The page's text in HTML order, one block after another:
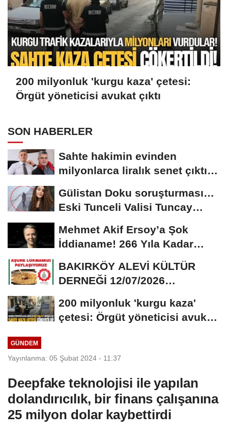
200 milyonluk 'kurgu kaza' çetesi:
Örgüt yöneticisi avukat çıktı
SON HABERLER
Sahte hakimin evinden
milyonlarca liralık senet çıktı:
Gülistan Doku soruşturması…
Eski Tunceli Valisi Tuncay
Mehmet Akif Ersoy’a Şok
İddianame! 266 Yıla Kadar
Hapis Talebi
BAKIRKÖY ALEVİ KÜLTÜR
DERNEĞİ 12/07/2026
DAVETİNE...
200 milyonluk 'kurgu kaza'
çetesi: Örgüt yöneticisi avukat
GÜNDEM
Yayınlanma: 05 Şubat 2024 - 11:37
Deepfake teknolojisi ile yapılan
dolandırıcılık, bir finans çalışanına
25 milyon dolar kaybettirdi